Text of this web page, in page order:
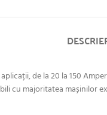
de la 20 la 150
cu majoritatea mașinilor